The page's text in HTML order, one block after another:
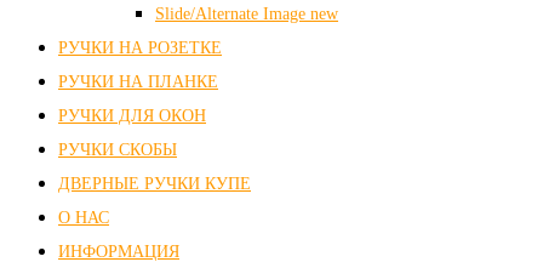
Slide/Alternate Image new
РУЧКИ НА РОЗЕТКЕ
РУЧКИ НА ПЛАНКЕ
РУЧКИ ДЛЯ ОКОН
РУЧКИ СКОБЫ
ДВЕРНЫЕ РУЧКИ КУПЕ
О НАС
ИНФОРМАЦИЯ